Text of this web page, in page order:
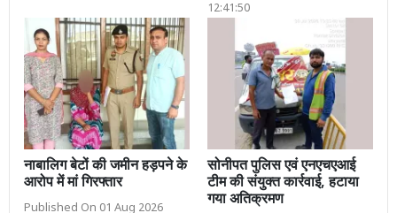
12:41:50
नाबालिग बेटों की जमीन हड़पने के
आरोप में मां गिरफ्तार
Published On 01 Aug 2026
सोनीपत पुलिस एवं एनएचएआई
टीम की संयुक्त कार्रवाई, हटाया
गया अतिक्रमण